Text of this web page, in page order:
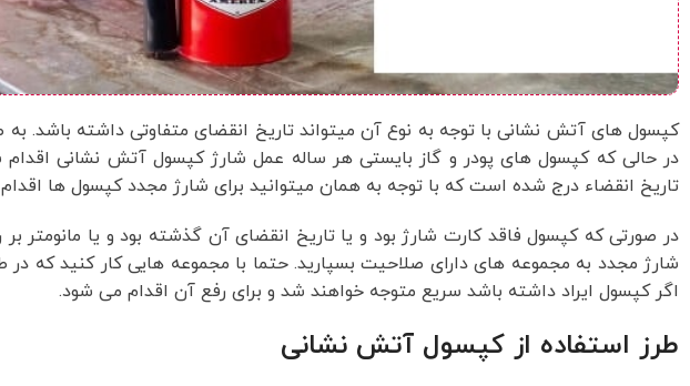
در حالی که کپسول های پودر و گاز بایستی هر ساله عمل شارژ کپسول آتش نشانی
تاریخ انقضاء درج شده است که با توجه به همان میتوانید برای شارژ مجدد کپسول ها اقدام
در صورتی که کپسول فاقد کارت شارژ بود و یا تاریخ انقضای آن گذشته بود و یا مانومتر
شارژ مجدد به مجموعه های دارای صلاحیت بسپارید. حتما با مجموعه هایی کار کنید که در
اگر کپسول ایراد داشته باشد سریع متوجه خواهند شد و برای رفع آن اقدام می شود.
طرز استفاده از کپسول آتش نشانی